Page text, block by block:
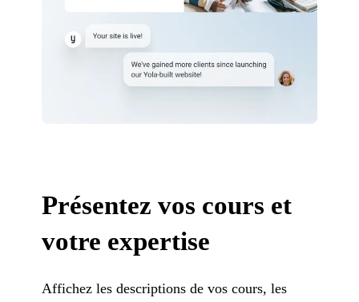
Présentez vos cours et
votre expertise
Affichez les descriptions de vos cours, les